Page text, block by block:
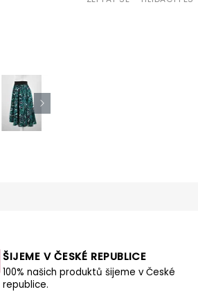
ŠIJEME V ČESKÉ REPUBLICE
100% našich produktů šijeme v České
republice.